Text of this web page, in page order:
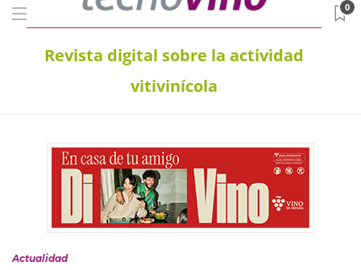
Revista digital sobre la actividad
vitivinícola
0
Actualidad